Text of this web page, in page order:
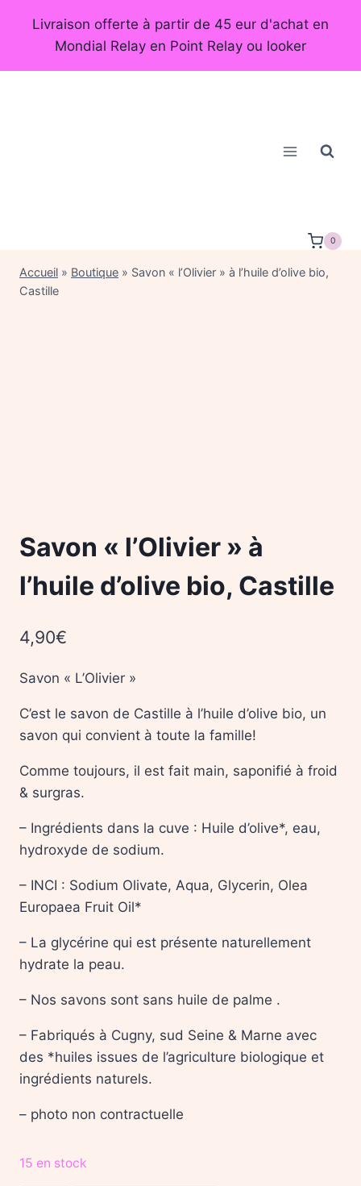
Livraison offerte à partir de 45 eur d'achat en
Mondial Relay en Point Relay ou looker
0
Accueil » Boutique » Savon « l’Olivier » à l’huile d’olive bio,
Castille
Savon « l’Olivier » à
l’huile d’olive bio, Castille
4,90€
Savon « L’Olivier »
C’est le savon de Castille à l’huile d’olive bio, un
savon qui convient à toute la famille!
Comme toujours, il est fait main, saponifié à froid
& surgras.
– Ingrédients dans la cuve : Huile d’olive*, eau,
hydroxyde de sodium.
– INCI : Sodium Olivate, Aqua, Glycerin, Olea
Europaea Fruit Oil*
– La glycérine qui est présente naturellement
hydrate la peau.
– Nos savons sont sans huile de palme .
– Fabriqués à Cugny, sud Seine & Marne avec
des *huiles issues de l’agriculture biologique et
ingrédients naturels.
– photo non contractuelle
15 en stock